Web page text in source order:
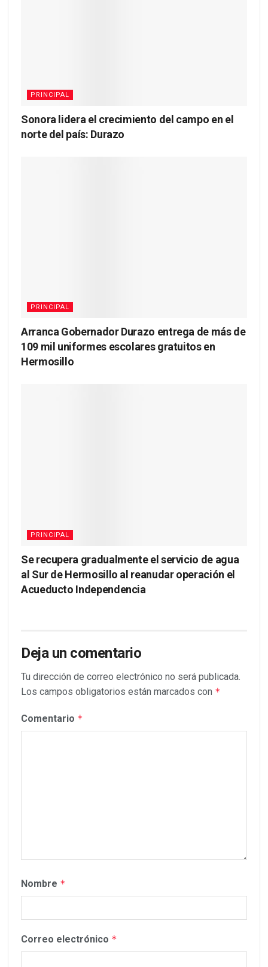
PRINCIPAL
Sonora lidera el crecimiento del campo en el
norte del país: Durazo
PRINCIPAL
Arranca Gobernador Durazo entrega de más de
109 mil uniformes escolares gratuitos en
Hermosillo
PRINCIPAL
Se recupera gradualmente el servicio de agua
al Sur de Hermosillo al reanudar operación el
Acueducto Independencia
Deja un comentario
Tu dirección de correo electrónico no será publicada.
Los campos obligatorios están marcados con *
Comentario *
Nombre *
Correo electrónico *